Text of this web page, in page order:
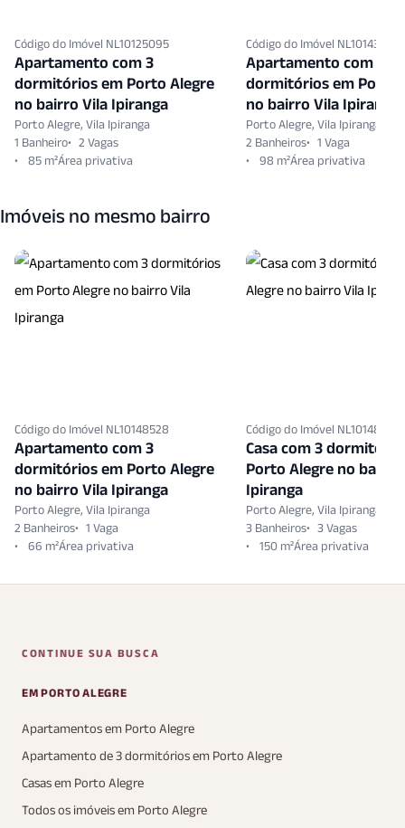
Código do Imóvel NL10125095
Apartamento com 3
dormitórios em Porto Alegre
no bairro Vila Ipiranga
Porto Alegre, Vila Ipiranga
1 Banheiro
2 Vagas
85 m²
Código do Imóvel NL10143493
Apartamento com 3
dormitórios em Porto
no bairro Vila Ipiranga
Porto Alegre, Vila Ipiranga
2 Banheiros
1 Vaga
98 m²
Imóveis no mesmo bairro
Código do Imóvel NL10148528
Apartamento com 3
dormitórios em Porto Alegre
no bairro Vila Ipiranga
Porto Alegre, Vila Ipiranga
2 Banheiros
1 Vaga
66 m²
Código do Imóvel NL10148548
Casa com 3
Porto Alegre no bairro
Ipiranga
Porto Alegre, Vila Ipiranga
3 Banheiros
3 Vagas
150 m²
CONTINUE SUA BUSCA
EM PORTO ALEGRE
Apartamentos em Porto Alegre
Apartamento de 3 dormitórios em Porto Alegre
Casas em Porto Alegre
Todos os imóveis em Porto Alegre